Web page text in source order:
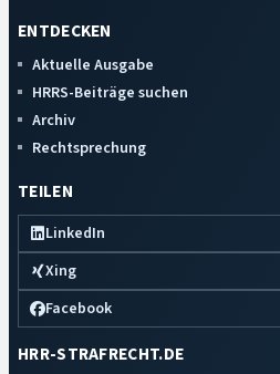
ENTDECKEN
Aktuelle Ausgabe
HRRS-Beiträge suchen
Archiv
Rechtsprechung
TEILEN
LinkedIn
Xing
Facebook
HRR-STRAFRECHT.DE